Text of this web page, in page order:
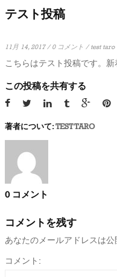
テスト投稿
11月 14, 2017 /0 コメント /test taro
こちらはテスト投稿です。新
この投稿を共有する
著者について:TEST TARO
0 コメント
コメントを残す
あなたのメールアドレスは公
コメント: